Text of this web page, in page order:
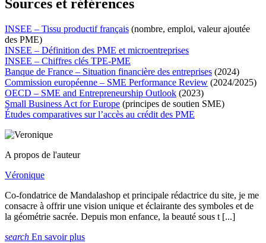
Sources et références
INSEE – Tissu productif français (nombre, emploi, valeur ajoutée
des PME)
INSEE – Définition des PME et microentreprises
INSEE – Chiffres clés TPE-PME
Banque de France – Situation financière des entreprises (2024)
Commission européenne – SME Performance Review (2024/2025)
OECD – SME and Entrepreneurship Outlook (2023)
Small Business Act for Europe (principes de soutien SME)
Études comparatives sur l’accès au crédit des PME
A propos de l'auteur
Véronique
Co-fondatrice de Mandalashop et principale rédactrice du site, je me
consacre à offrir une vision unique et éclairante des symboles et de
la géométrie sacrée. Depuis mon enfance, la beauté sous t [...]
search En savoir plus